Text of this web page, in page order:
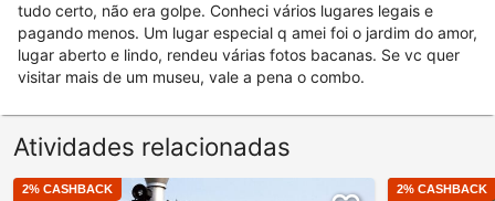
tudo certo, não era golpe. Conheci vários lugares legais e
pagando menos. Um lugar especial q amei foi o jardim do amor,
lugar aberto e lindo, rendeu várias fotos bacanas. Se vc quer
visitar mais de um museu, vale a pena o combo.
Atividades relacionadas
2% CASHBACK 2% CASHBACK